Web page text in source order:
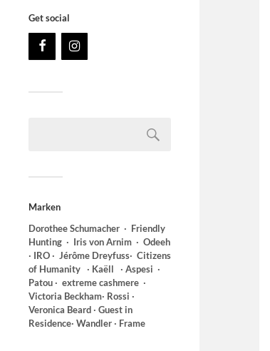
Get social
Marken
Dorothee Schumacher ∙ Friendly
Hunting ∙ Iris von Arnim ∙ Odeeh
∙ IRO ∙ Jérôme Dreyfuss∙ Citizens
of Humanity ∙ Kaëll ∙ Aspesi ∙
Patou ∙ extreme cashmere ∙
Victoria Beckham∙ Rossi ∙
Veronica Beard ∙ Guest in
Residence∙ Wandler ∙ Frame